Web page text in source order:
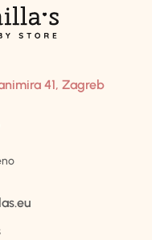
41, Zagreb